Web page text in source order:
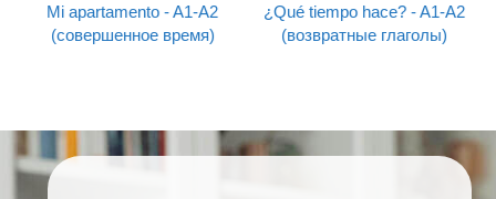
Mi apartamento - A1-A2
(совершенное время)
¿Qué tiempo hace? - A1-A2
(возвратные глаголы)